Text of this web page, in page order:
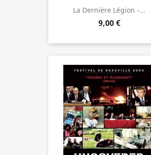
La Dernière Légion -...
9,00 €